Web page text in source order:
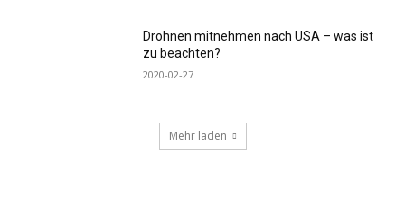
Drohnen mitnehmen nach USA – was ist
zu beachten?
2020-02-27
Mehr laden